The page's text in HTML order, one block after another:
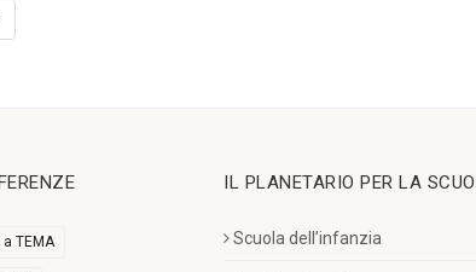
a TEMA
IL PLANETARIO PER LA
Scuola dell’infanzia